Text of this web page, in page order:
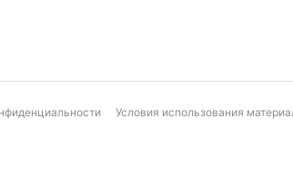
Условия использования